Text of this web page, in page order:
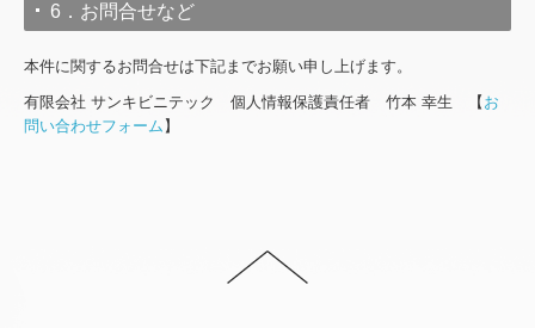
6．お問合せなど
本件に関するお問合せは下記までお願い申し上げます。
有限会社 サンキビニテック 個人情報保護責任者 竹本 幸生 【 お
問い合わせフォーム 】